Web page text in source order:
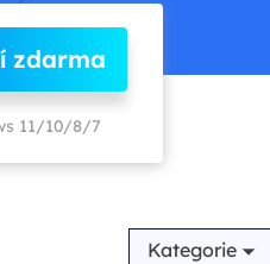
zdarma
11/10/8/7
Kategorie